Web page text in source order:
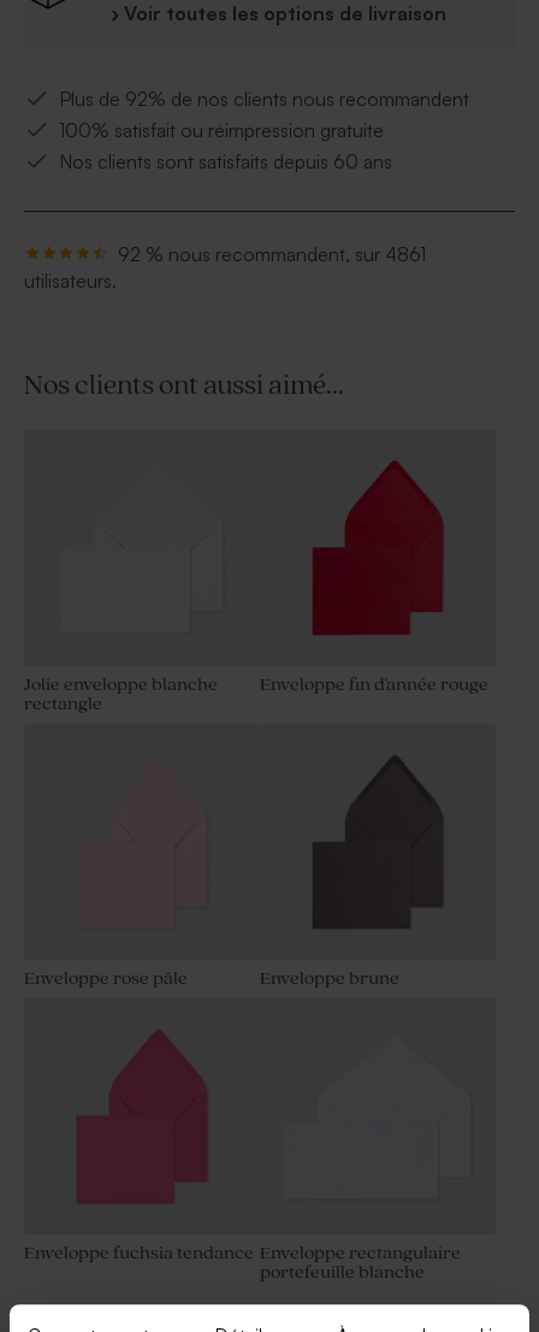
› Voir toutes les options de livraison
Plus de 92% de nos clients nous recommandent
100% satisfait ou réimpression gratuite
Nos clients sont satisfaits depuis 60 ans
92 % nous recommandent, sur 4861
utilisateurs.
Nos clients ont aussi aimé...
Jolie enveloppe blanche
rectangle
Enveloppe fin d'année rouge
Enveloppe rose pâle Enveloppe brune
Enveloppe fuchsia tendance Enveloppe rectangulaire
portefeuille blanche